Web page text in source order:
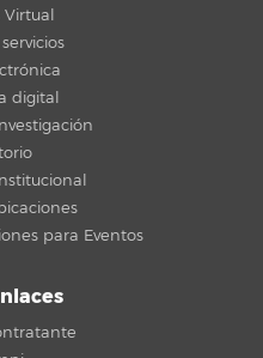
Virtual
digital
para Eventos